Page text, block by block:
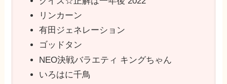
リンカーン
有田ジェネレーション
ゴッドタン
NEO決戦バラエティ キングちゃん
いろはに千鳥